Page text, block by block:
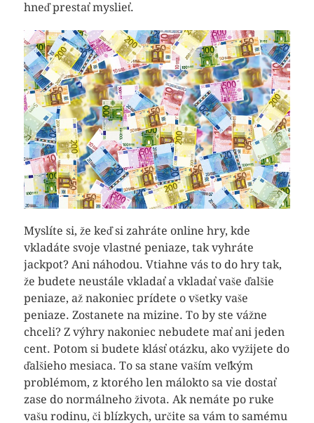
hneď prestať myslieť.
Myslíte si, že keď si zahráte online hry, kde
vkladáte svoje vlastné peniaze, tak vyhráte
jackpot? Ani náhodou. Vtiahne vás to do hry tak,
že budete neustále vkladať a vkladať vaše ďalšie
peniaze, až nakoniec prídete o všetky vaše
peniaze. Zostanete na mizine. To by ste vážne
chceli? Z výhry nakoniec nebudete mať ani jeden
cent. Potom si budete klásť otázku, ako vyžijete do
ďalšieho mesiaca. To sa stane vaším veľkým
problémom, z ktorého len málokto sa vie dostať
zase do normálneho života. Ak nemáte po ruke
vašu rodinu, či blízkych, určite sa vám to samému